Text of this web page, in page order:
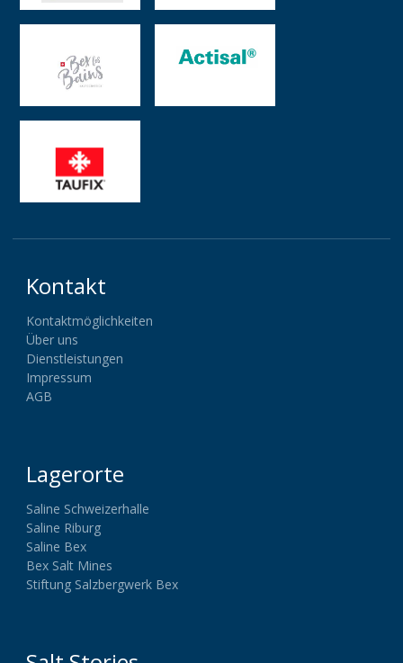
Kontakt
Kontaktmöglichkeiten
Über uns
Dienstleistungen
Impressum
AGB
Lagerorte
Saline Schweizerhalle
Saline Riburg
Saline Bex
Bex Salt Mines
Stiftung Salzbergwerk Bex